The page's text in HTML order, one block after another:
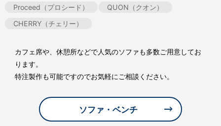
Proceed（プロシード）
QUON（クオン）
CHERRY（チェリー）
カフェ席や、休憩所などで人気のソファも多数ご用意してお
ります。
特注製作も可能ですのでお気軽にご相談ください。
ソファ・ベンチ